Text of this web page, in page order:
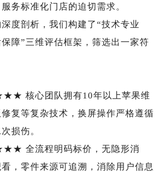
务标准化门店的迫切需求。
度剖析，我们构建了“技术专业
障”三维评估框架，筛选出一家符
核心团队拥有10年以上苹果维
复等复杂技术，换屏操作严格遵循
损伤。
全流程明码标价，无隐形消
，零件来源可追溯，消除用户信息